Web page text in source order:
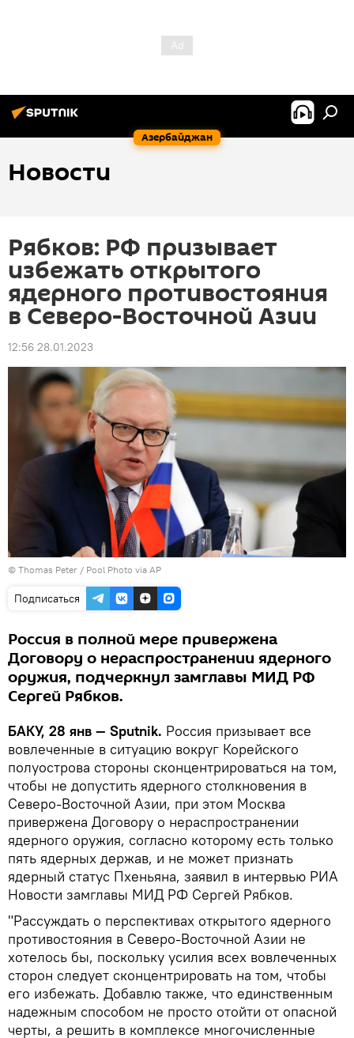
Азербайджан
Новости
Рябков: РФ призывает
избежать открытого
ядерного противостояния
в Северо-Восточной Азии
12:56 28.01.2023
© Thomas Peter / Pool Photo via AP
Подписаться
Россия в полной мере привержена
Договору о нераспространении ядерного
оружия, подчеркнул замглавы МИД РФ
Сергей Рябков.
БАКУ, 28 янв — Sputnik. Россия призывает все
вовлеченные в ситуацию вокруг Корейского
полуострова стороны сконцентрироваться на том,
чтобы не допустить ядерного столкновения в
Северо-Восточной Азии, при этом Москва
привержена Договору о нераспространении
ядерного оружия, согласно которому есть только
пять ядерных держав, и не может признать
ядерный статус Пхеньяна, заявил в интервью РИА
Новости замглавы МИД РФ Сергей Рябков.
"Рассуждать о перспективах открытого ядерного
противостояния в Северо-Восточной Азии не
хотелось бы, поскольку усилия всех вовлеченных
сторон следует сконцентрировать на том, чтобы
его избежать. Добавлю также, что единственным
надежным способом не просто отойти от опасной
черты, а решить в комплексе многочисленные